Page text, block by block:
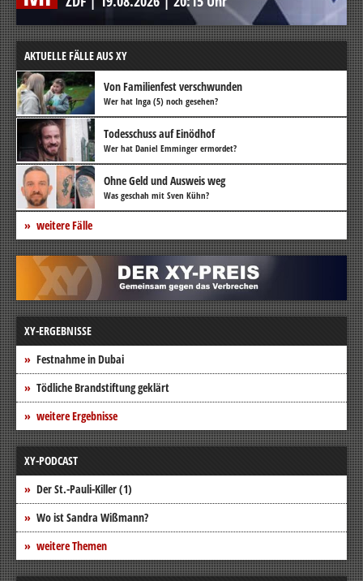
AKTUELLE FÄLLE AUS XY
Von Familienfest verschwunden
Wer hat Inga (5) noch gesehen?
Todesschuss auf Einödhof
Wer hat Daniel Emminger ermordet?
Ohne Geld und Ausweis weg
Was geschah mit Sven Kühn?
weitere Fälle
XY-ERGEBNISSE
Festnahme in Dubai
Tödliche Brandstiftung geklärt
weitere Ergebnisse
XY-PODCAST
Der St.-Pauli-Killer (1)
Wo ist Sandra Wißmann?
weitere Themen